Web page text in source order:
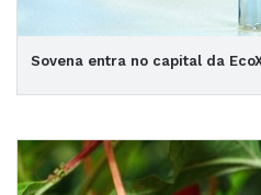
Sovena entra no capital da